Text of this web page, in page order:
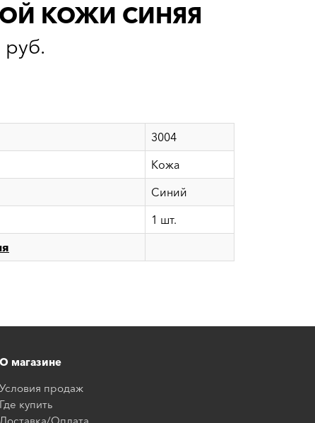
КОЖИ СИНЯЯ
руб.
3004
Кожа
Синий
1 шт.
О магазине
Условия продаж
Где купить